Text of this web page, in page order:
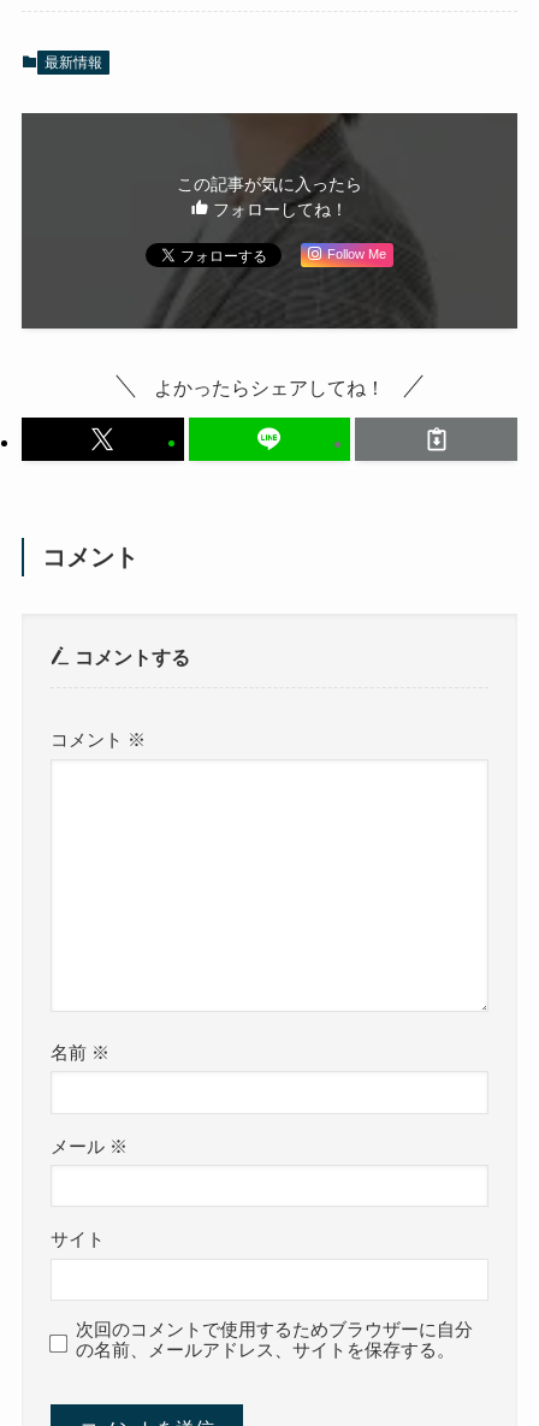
最新情報
この記事が気に入ったら
フォローしてね！
Follow Me
よかったらシェアしてね！
コメント
コメントする
コメント ※
名前 ※
メール ※
サイト
次回のコメントで使用するためブラウザーに自分
の名前、メールアドレス、サイトを保存する。